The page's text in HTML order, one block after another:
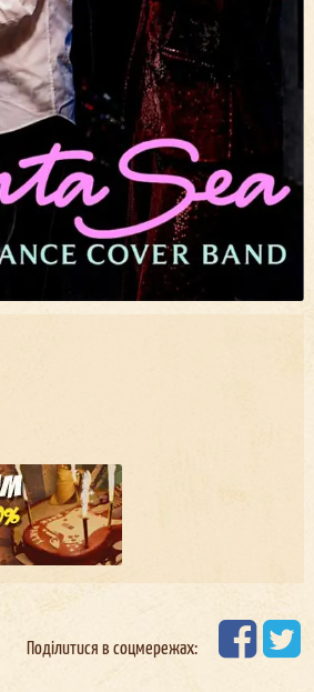
Поділитися в соцмережах: